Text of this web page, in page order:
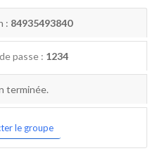
: 84935493840
passe : 1234
terminée.
le groupe